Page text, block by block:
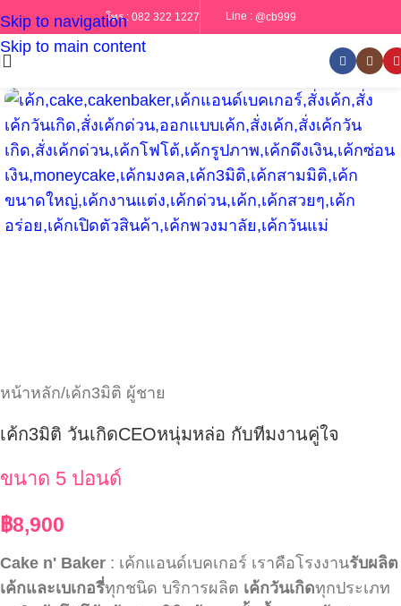
Skip to navigation
Skip to main content
โทร : 082 322 1227 Line : @cb999
หน้าหลัก/เค้ก3มิติ ผู้ชาย
เค้ก3มิติ วันเกิดCEOหนุ่มหล่อ กับทีมงานคู่ใจ
ขนาด 5 ปอนด์
฿8,900
Cake n' Baker : เค้กแอนด์เบคเกอร์ เราคือโรงงานรับผลิต
เค้กและเบเกอรี่ทุกชนิด บริการผลิต เค้กวันเกิดทุกประเภท